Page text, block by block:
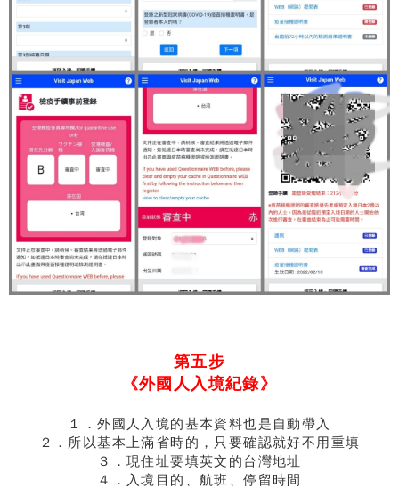
第五步
《外國人入境紀錄》
１．外國人入境的基本資料也是自動帶入
２．所以基本上滿省時的，只要確認就好不用重填
３．現住址要填英文的台灣地址
４．入境目的、航班、停留時間